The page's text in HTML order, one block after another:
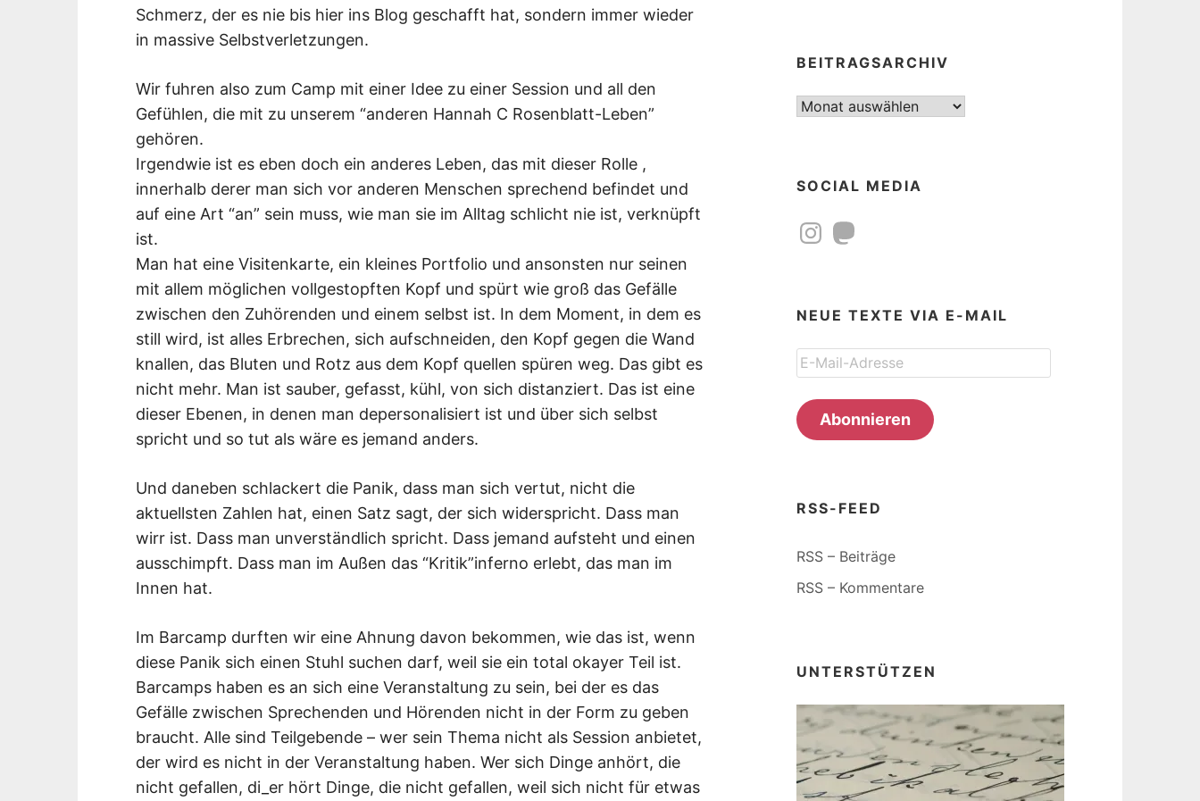
Schmerz, der es nie bis hier ins Blog geschafft hat, sondern immer wieder
in massive Selbstverletzungen.
Wir fuhren also zum Camp mit einer Idee zu einer Session und all den
Gefühlen, die mit zu unserem “anderen Hannah C Rosenblatt-Leben”
gehören.
Irgendwie ist es eben doch ein anderes Leben, das mit dieser Rolle ,
innerhalb derer man sich vor anderen Menschen sprechend befindet und
auf eine Art “an” sein muss, wie man sie im Alltag schlicht nie ist, verknüpft
ist.
Man hat eine Visitenkarte, ein kleines Portfolio und ansonsten nur seinen
mit allem möglichen vollgestopften Kopf und spürt wie groß das Gefälle
zwischen den Zuhörenden und einem selbst ist. In dem Moment, in dem es
still wird, ist alles Erbrechen, sich aufschneiden, den Kopf gegen die Wand
knallen, das Bluten und Rotz aus dem Kopf quellen spüren weg. Das gibt es
nicht mehr. Man ist sauber, gefasst, kühl, von sich distanziert. Das ist eine
dieser Ebenen, in denen man depersonalisiert ist und über sich selbst
spricht und so tut als wäre es jemand anders.
Und daneben schlackert die Panik, dass man sich vertut, nicht die
aktuellsten Zahlen hat, einen Satz sagt, der sich widerspricht. Dass man
wirr ist. Dass man unverständlich spricht. Dass jemand aufsteht und einen
ausschimpft. Dass man im Außen das “Kritik”inferno erlebt, das man im
Innen hat.
Im Barcamp durften wir eine Ahnung davon bekommen, wie das ist, wenn
diese Panik sich einen Stuhl suchen darf, weil sie ein total okayer Teil ist.
Barcamps haben es an sich eine Veranstaltung zu sein, bei der es das
Gefälle zwischen Sprechenden und Hörenden nicht in der Form zu geben
braucht. Alle sind Teilgebende – wer sein Thema nicht als Session anbietet,
der wird es nicht in der Veranstaltung haben. Wer sich Dinge anhört, die
nicht gefallen, di_er hört Dinge, die nicht gefallen, weil sich nicht für etwas
BEITRAGSARCHIV
Beitragsarchiv
SOCIAL MEDIA
InstagramMastodon
NEUE TEXTE VIA E-MAIL
E-
Mail-
Adresse
Abonnieren
RSS-FEED
RSS – Beiträge
RSS – Kommentare
UNTERSTÜTZEN